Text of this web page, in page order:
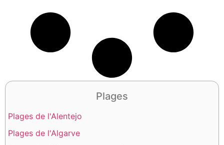
Plages
Plages de l'Alentejo
Plages de l'Algarve